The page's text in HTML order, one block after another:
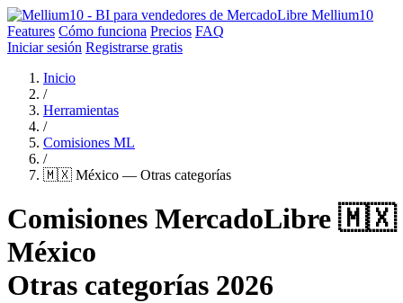
Mellium10
Features Cómo funciona Precios FAQ
Iniciar sesión Registrarse gratis
Inicio
/
Herramientas
/
Comisiones ML
/
🇲🇽 México — Otras categorías
Comisiones MercadoLibre 🇲🇽
México
Otras categorías 2026